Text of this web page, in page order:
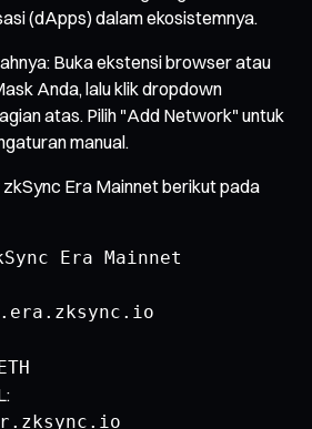
(dApps) dalam ekosistemnya.
Buka ekstensi browser atau
Anda, lalu klik dropdown
atas. Pilih "Add Network" untuk
manual.
Era Mainnet berikut pada
Era Mainnet